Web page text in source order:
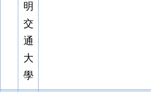
明
交
通
大
學